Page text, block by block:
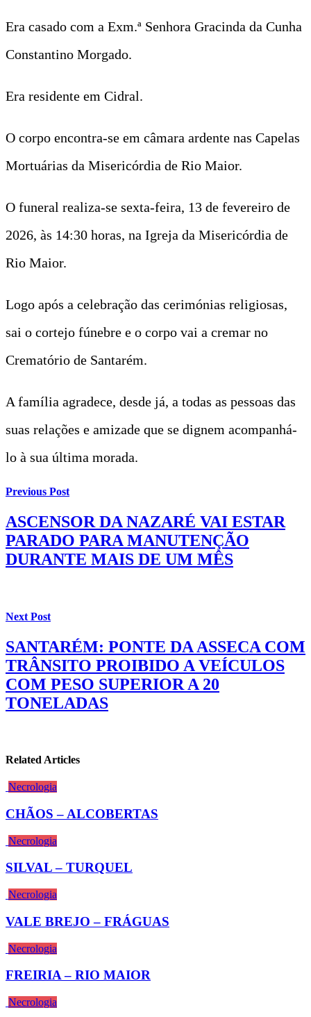
Era casado com a Exm.ª Senhora Gracinda da Cunha
Constantino Morgado.
Era residente em Cidral.
O corpo encontra-se em câmara ardente nas Capelas
Mortuárias da Misericórdia de Rio Maior.
O funeral realiza-se sexta-feira, 13 de fevereiro de
2026, às 14:30 horas, na Igreja da Misericórdia de
Rio Maior.
Logo após a celebração das cerimónias religiosas,
sai o cortejo fúnebre e o corpo vai a cremar no
Crematório de Santarém.
A família agradece, desde já, a todas as pessoas das
suas relações e amizade que se dignem acompanhá-
lo à sua última morada.
Previous Post
ASCENSOR DA NAZARÉ VAI ESTAR
PARADO PARA MANUTENÇÃO
DURANTE MAIS DE UM MÊS
Next Post
SANTARÉM: PONTE DA ASSECA COM
TRÂNSITO PROIBIDO A VEÍCULOS
COM PESO SUPERIOR A 20
TONELADAS
Related Articles
Necrologia
CHÃOS – ALCOBERTAS
Necrologia
SILVAL – TURQUEL
Necrologia
VALE BREJO – FRÁGUAS
Necrologia
FREIRIA – RIO MAIOR
Necrologia